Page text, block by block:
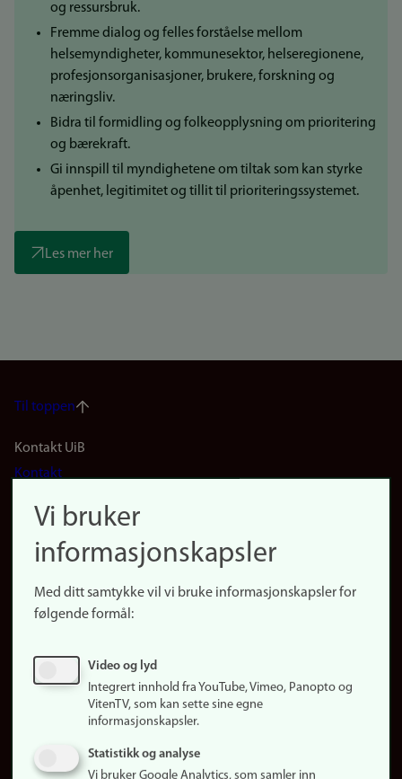
og ressursbruk.
Fremme dialog og felles forståelse mellom
helsemyndigheter, kommunesektor, helseregionene,
profesjonsorganisasjoner, brukere, forskning og
næringsliv.
Bidra til formidling og folkeopplysning om prioritering
og bærekraft.
Gi innspill til myndighetene om tiltak som kan styrke
åpenhet, legitimitet og tillit til prioriteringssystemet.
Les mer her
Til toppen
Footer
(no)
Kontakt UiB
Kontakt
Finn forsker
Presse
Finn studier
Ledige stillinger
Om nettstedet
Vi bruker
informasjonskapsler
Med ditt samtykke vil vi bruke informasjonskapsler for
følgende formål:
Video og lyd
Integrert innhold fra YouTube, Vimeo, Panopto og
VitenTV, som kan sette sine egne
informasjonskapsler.
Statistikk og analyse
Vi bruker Google Analytics, som samler inn